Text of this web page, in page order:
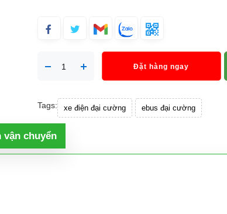
Đặt hàng ngay
Tags: xe điện đại cường ebus đại cường
vận chuyển